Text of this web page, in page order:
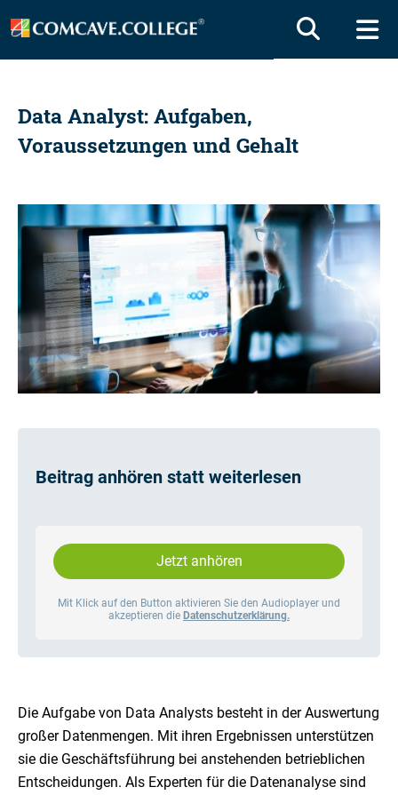
Data Analyst: Aufgaben,
Voraussetzungen und Gehalt
Beitrag anhören statt weiterlesen
Jetzt anhören
Mit Klick auf den Button aktivieren Sie den Audioplayer und
akzeptieren die Datenschutzerklärung.
Die Aufgabe von Data Analysts besteht in der Auswertung
großer Datenmengen. Mit ihren Ergebnissen unterstützen
sie die Geschäftsführung bei anstehenden betrieblichen
Entscheidungen. Als Experten für die Datenanalyse sind